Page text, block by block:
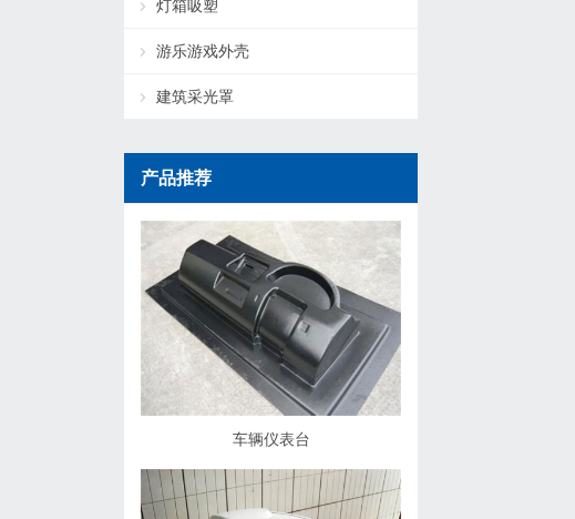
灯箱吸塑
游乐游戏外壳
建筑采光罩
产品推荐
车辆仪表台